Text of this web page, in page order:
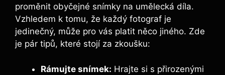
proměnit obyčejné snímky na umělecká díla.
Vzhledem k tomu, že každý fotograf je
jedinečný, může pro vás platit něco jiného. Zde
je pár tipů, které stojí za zkoušku:
Rámujte snímek: Hrajte si s přirozenými